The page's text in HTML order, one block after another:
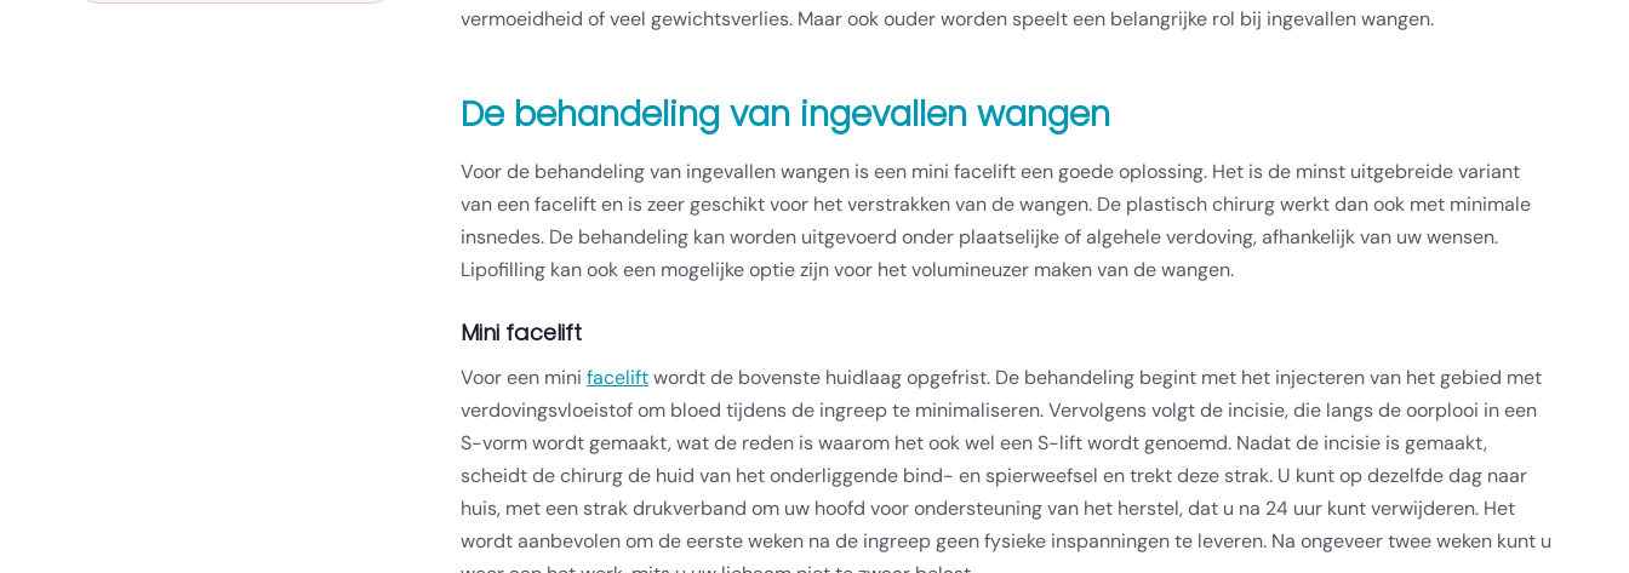
vermoeidheid of veel gewichtsverlies. Maar ook ouder worden speelt een belangrijke rol bij ingevallen wangen.
De behandeling van ingevallen wangen
Voor de behandeling van ingevallen wangen is een mini facelift een goede oplossing. Het is de minst uitgebreide variant
van een facelift en is zeer geschikt voor het verstrakken van de wangen. De plastisch chirurg werkt dan ook met minimale
insnedes. De behandeling kan worden uitgevoerd onder plaatselijke of algehele verdoving, afhankelijk van uw wensen.
Lipofilling kan ook een mogelijke optie zijn voor het volumineuzer maken van de wangen.
Mini facelift
Voor een mini faceliftwordt de bovenste huidlaag opgefrist. De behandeling begint met het injecteren van het gebied met
verdovingsvloeistof om bloed tijdens de ingreep te minimaliseren. Vervolgens volgt de incisie, die langs de oorplooi in een
S-vorm wordt gemaakt, wat de reden is waarom het ook wel een S-lift wordt genoemd. Nadat de incisie is gemaakt,
scheidt de chirurg de huid van het onderliggende bind- en spierweefsel en trekt deze strak. U kunt op dezelfde dag naar
huis, met een strak drukverband om uw hoofd voor ondersteuning van het herstel, dat u na 24 uur kunt verwijderen. Het
wordt aanbevolen om de eerste weken na de ingreep geen fysieke inspanningen te leveren. Na ongeveer twee weken kunt u